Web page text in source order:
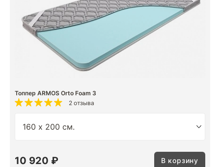
Топпер ARMOS Orto Foam 3
2 отзыва
10 920 ₽ В корзину